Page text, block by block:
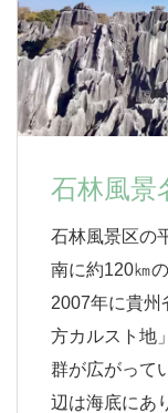
石林風景
石林風景区の
南に約120㎞
2007年に貴州
方カルスト地
群が広がって
辺は海底にあ